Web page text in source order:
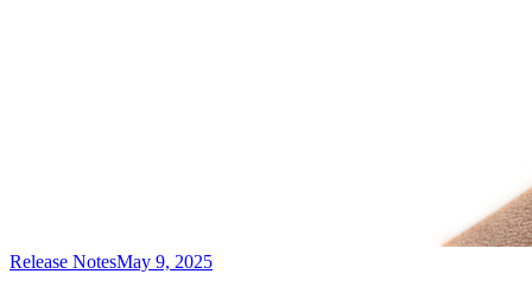
Release NotesMay 9, 2025